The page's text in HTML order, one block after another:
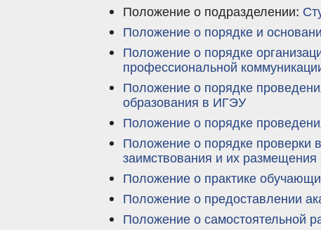
Положение о подразделении:
Положение о порядке и
Положение о порядке
профессиональной
Положение о порядке
образования в ИГЭУ
Положение о порядке
Положение о порядке проверки
заимствования и их
Положение о практике
Положение о предоставлении
Положение о самостоятельной